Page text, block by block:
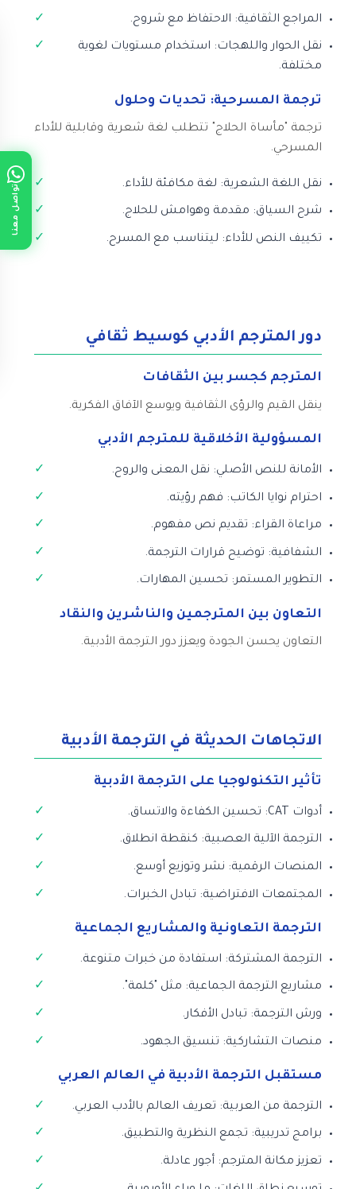
تواصل معنا
المراجع الثقافية: الاحتفاظ مع شروح.
نقل الحوار واللهجات: استخدام مستويات لغوية
مختلفة.
ترجمة المسرحية: تحديات وحلول
ترجمة "مأساة الحلاج" تتطلب لغة شعرية وقابلية للأداء
المسرحي.
نقل اللغة الشعرية: لغة مكافئة للأداء.
شرح السياق: مقدمة وهوامش للحلاج.
تكييف النص للأداء: ليتناسب مع المسرح.
دور المترجم الأدبي كوسيط ثقافي
المترجم كجسر بين الثقافات
ينقل القيم والرؤى الثقافية ويوسع الآفاق الفكرية.
المسؤولية الأخلاقية للمترجم الأدبي
الأمانة للنص الأصلي: نقل المعنى والروح.
احترام نوايا الكاتب: فهم رؤيته.
مراعاة القراء: تقديم نص مفهوم.
الشفافية: توضيح قرارات الترجمة.
التطوير المستمر: تحسين المهارات.
التعاون بين المترجمين والناشرين والنقاد
التعاون يحسن الجودة ويعزز دور الترجمة الأدبية.
الاتجاهات الحديثة في الترجمة الأدبية
تأثير التكنولوجيا على الترجمة الأدبية
أدوات CAT: تحسين الكفاءة والاتساق.
الترجمة الآلية العصبية: كنقطة انطلاق.
المنصات الرقمية: نشر وتوزيع أوسع.
المجتمعات الافتراضية: تبادل الخبرات.
الترجمة التعاونية والمشاريع الجماعية
الترجمة المشتركة: استفادة من خبرات متنوعة.
مشاريع الترجمة الجماعية: مثل "كلمة".
ورش الترجمة: تبادل الأفكار.
منصات التشاركية: تنسيق الجهود.
مستقبل الترجمة الأدبية في العالم العربي
الترجمة من العربية: تعريف العالم بالأدب العربي.
برامج تدريبية: تجمع النظرية والتطبيق.
تعزيز مكانة المترجم: أجور عادلة.